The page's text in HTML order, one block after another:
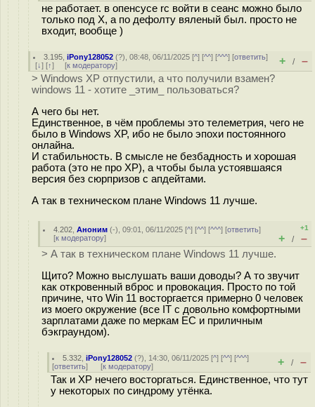
не работает. в опенсусе rc войти в сеанс можно было
только под X, а по дефолту вяленый был. просто не
входит, вообще )
3.195 ,iPony128052 (?), 08:48, 06/11/2025 [^] [^^] [^^^] [ответить]
[↓] [↑] [к модератору] + / –
> Windows XP отпустили, а что получили взамен?
windows 11 - хотите _этим_ пользоваться?
А чего бы нет.
Единственное, в чём проблемы это телеметрия, чего не
было в Windows XP, ибо не было эпохи постоянного
онлайна.
И стабильность. В смысле не безбадность и хорошая
работа (это не про XP), а чтобы была устоявшаяся
версия без сюрпризов с апдейтами.
А так в техническом плане Windows 11 лучше.
4.202 ,Аноним (-), 09:01, 06/11/2025 [^] [^^] [^^^] [ответить]
[к модератору]
+1
+ / –
> А так в техническом плане Windows 11 лучше.
Щито? Можно выслушать ваши доводы? А то звучит
как откровенный вброс и провокация. Просто по той
причине, что Win 11 восторгается примерно 0 человек
из моего окружение (все IT с довольно комфортными
зарплатами даже по меркам ЕС и приличным
бэкграундом).
5.332 ,iPony128052 (?), 14:30, 06/11/2025 [^] [^^] [^^^]
[ответить] [к модератору] + / –
Так и XP нечего восторгаться. Единственное, что тут
у некоторых по синдрому утёнка.